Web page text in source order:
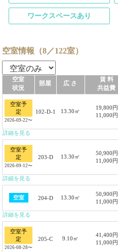
ワークスペースあり
空室情報（8／122室）
空室
状況
部屋 広 さ
賃 料
共益費
空室予
定
2026-09-22〜
102-D-1 13.30㎡
19,800円
11,000円
詳細を見る
空室予
定
2026-09-12〜
203-D 13.30㎡
50,900円
11,000円
詳細を見る
空室 204-D 13.30㎡
50,900円
11,000円
詳細を見る
空室予
定
2026-08-28〜
205-C 9.10㎡
41,400円
11,000円